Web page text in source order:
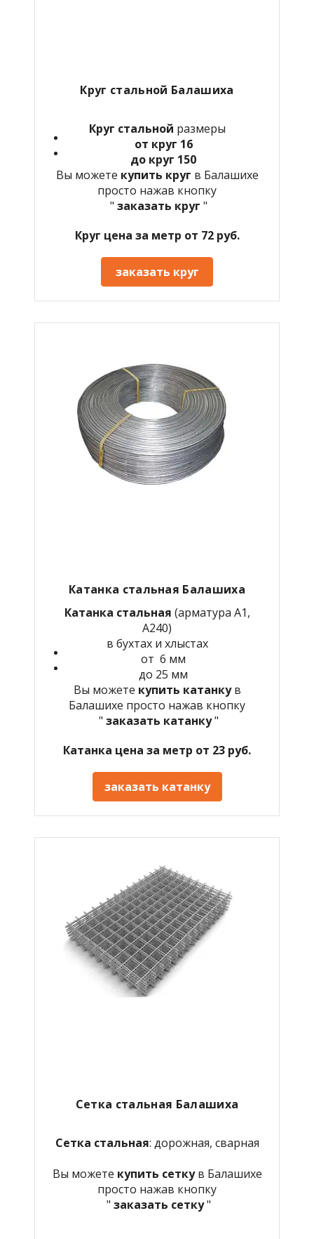
Круг стальной Балашиха
Круг стальной размеры
от круг 16
до круг 150
Вы можете купить круг в Балашихе
просто нажав кнопку
" заказать круг "
Круг цена за метр от 72 руб.
заказать круг
Катанка стальная Балашиха
Катанка стальная (арматура А1,
А240)
в бухтах и хлыстах
от 6 мм
до 25 мм
Вы можете купить катанкув
Балашихе просто нажав кнопку
" заказать катанку"
Катанка цена за метр от 23 руб.
заказать катанку
Сетка стальная Балашиха
Сетка стальная: дорожная, сварная
Вы можете купить сеткув Балашихе
просто нажав кнопку
" заказать сетку"